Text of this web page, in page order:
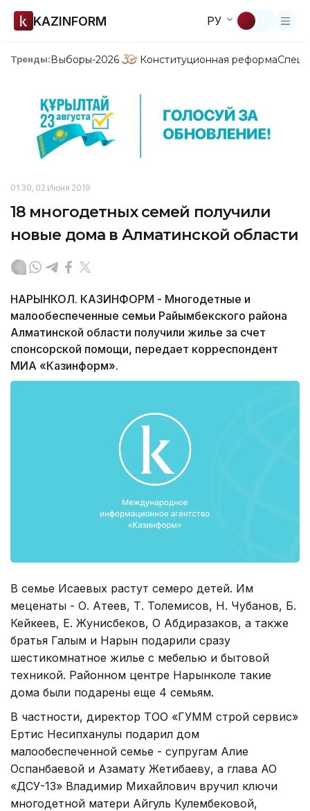
KAZINFORM РУ
Тренды:Выборы-2026 Конституционная реформа
01:30, 02 Июня 2019
18 многодетных семей получили
новые дома в Алматинской области
НАРЫНКОЛ. КАЗИНФОРМ - Многодетные и
малообеспеченные семьи Райымбекского района
Алматинской области получили жилье за счет
спонсорской помощи, передает корреспондент
МИА «Казинформ».
В семье Исаевых растут семеро детей. Им
меценаты - О. Атеев, Т. Толемисов, Н. Чубанов, Б.
Кейкеев, Е. Жунисбеков, О Абдиразаков, а также
братья Галым и Нарын подарили сразу
шестикомнатное жилье с мебелью и бытовой
техникой. Районном центре Нарынколе такие
дома были подарены еще 4 семьям.
В частности, директор ТОО «ГУММ строй сервис»
Ертис Несипханулы подарил дом
малообеспеченной семье - супругам Алие
Оспанбаевой и Азамату Жетибаеву, а глава АО
«ДСУ-13» Владимир Михайлович вручил ключи
многодетной матери Айгуль Кулембековой,